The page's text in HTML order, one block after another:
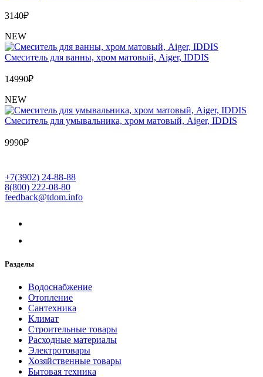
3140₽
NEW
Cмеситель для ванны, хром матовый, Aiger, IDDIS
14990₽
NEW
Cмеситель для умывальника, хром матовый, Aiger, IDDIS
9990₽
+7(3902) 24-88-88
8(800) 222-08-80
feedback@tdom.info
Разделы
Водоснабжение
Отопление
Сантехника
Климат
Строительные товары
Расходные материалы
Электротовары
Хозяйственные товары
Бытовая техника